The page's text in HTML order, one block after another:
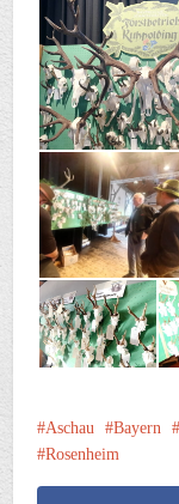
Aschau Bayern
Rosenheim